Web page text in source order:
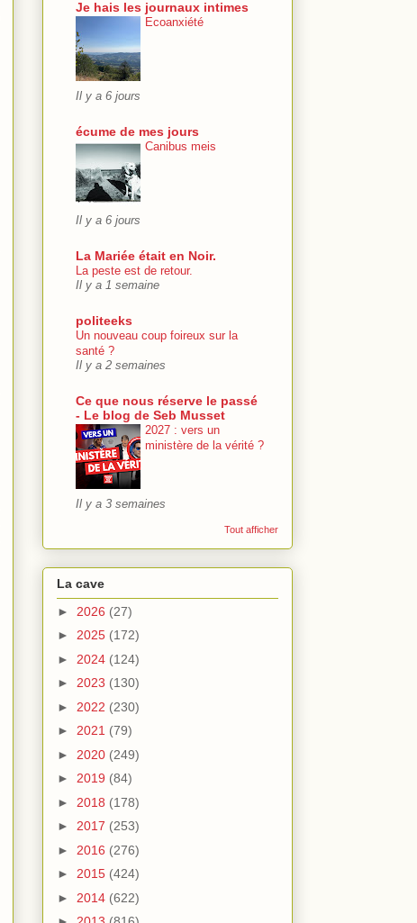
Je hais les journaux intimes
Ecoanxiété
Il y a 6 jours
écume de mes jours
Canibus meis
Il y a 6 jours
La Mariée était en Noir.
La peste est de retour.
Il y a 1 semaine
politeeks
Un nouveau coup foireux sur la
santé ?
Il y a 2 semaines
Ce que nous réserve le passé
- Le blog de Seb Musset
2027 : vers un
ministère de la vérité ?
Il y a 3 semaines
Tout afficher
La cave
► 2026 (27)
► 2025 (172)
► 2024 (124)
► 2023 (130)
► 2022 (230)
► 2021 (79)
► 2020 (249)
► 2019 (84)
► 2018 (178)
► 2017 (253)
► 2016 (276)
► 2015 (424)
► 2014 (622)